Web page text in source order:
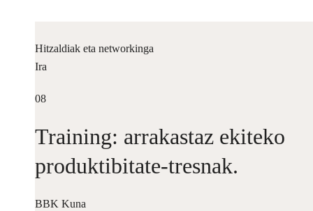
Hitzaldiak eta networkinga
Ira
08
Training: arrakastaz ekiteko
produktibitate-tresnak.
BBK Kuna